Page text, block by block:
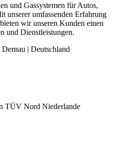
und Gassystemen für Autos,
unserer umfassenden Erfahrung
wir unseren Kunden einen
und Dienstleistungen.
| Deutschland
TÜV Nord Niederlande